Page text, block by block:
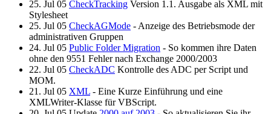
25. Jul 05 CheckTracking Version 1.1. Ausgabe als XML mit
Stylesheet
25. Jul 05 CheckAGMode - Anzeige des Betriebsmode der
administrativen Gruppen
24. Jul 05 Public Folder Migration - So kommen ihre Daten
ohne den 9551 Fehler nach Exchange 2000/2003
22. Jul 05 CheckADC Kontrolle des ADC per Script und
MOM.
21. Jul 05 XML - Eine Kurze Einführung und eine
XMLWriter-Klasse für VBScript.